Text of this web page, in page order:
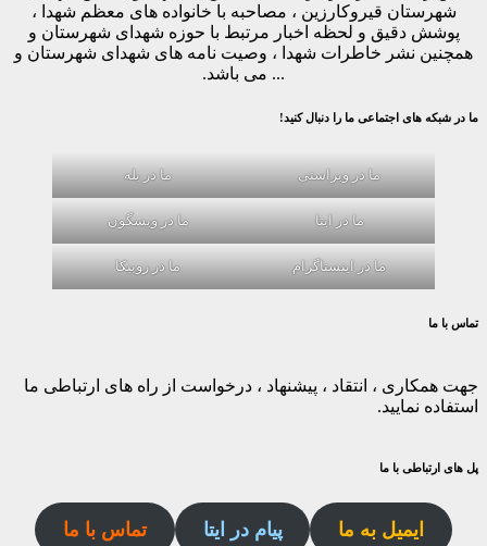
شهرستان قیروکارزین ، مصاحبه با خانواده های معظم شهدا ،
پوشش دقیق و لحظه اخبار مرتبط با حوزه شهدای شهرستان و
همچنین نشر خاطرات شهدا ، وصیت نامه های شهدای شهرستان و
... می باشد.
ما در شبکه های اجتماعی ما را دنبال کنید!
ما در ویراستی ما در بله
ما در ایتا ما در ویسگون
ما در اینستاگرام ما در روبیکا
تماس با ما
جهت همکاری ، انتقاد ، پیشنهاد ، درخواست از راه های ارتباطی ما
استفاده نمایید.
پل های ارتباطی با ما
ایمیل به ما پیام در ایتا تماس با ما